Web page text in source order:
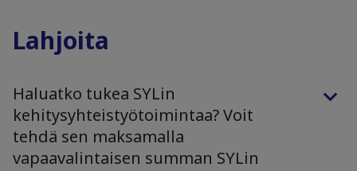
Lahjoita
Haluatko tukea SYLin
kehitysyhteistyötoimintaa? Voit
tehdä sen maksamalla
vapaavalintaisen summan SYLin